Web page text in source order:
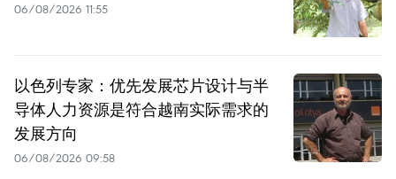
06/08/2026 11:55
以色列专家：优先发展芯片设计与半
导体人力资源是符合越南实际需求的
发展方向
06/08/2026 09:58